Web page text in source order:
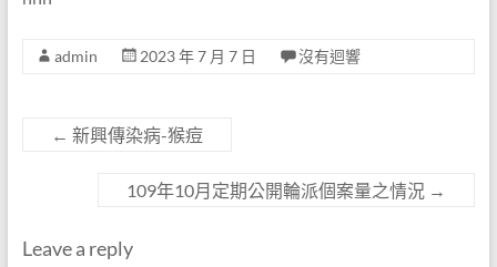
admin 2023 年 7 月 7 日 沒有迴響
← 新興傳染病-猴痘
109年10月定期公開輪派個案量之情況 →
Leave a reply